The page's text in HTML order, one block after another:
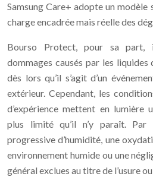
Samsung Care+ adopte un modèle
charge encadrée mais réelle des
Bourso Protect, pour sa part,
dommages causés par les liquides
dès lors qu’il s’agit d’un
extérieur. Cependant, les
d’expérience mettent en lumière
plus limité qu’il n’y paraît. Par
progressive d’humidité, une
environnement humide ou une
général exclues au titre de l’usure